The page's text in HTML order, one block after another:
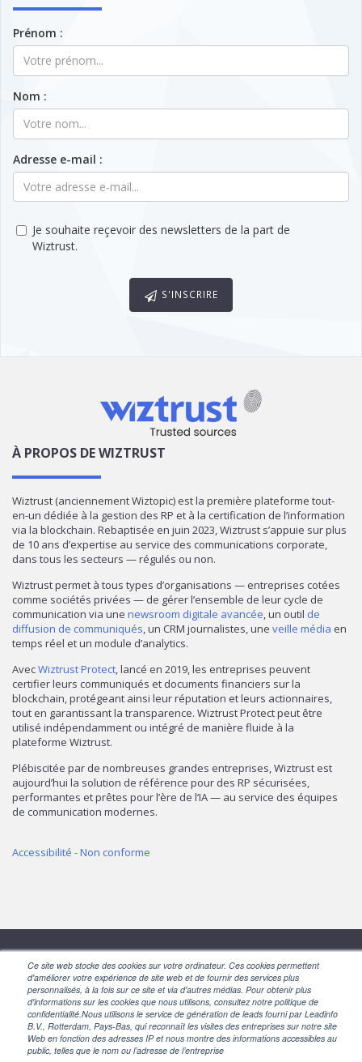
Ce site web stocke des cookies sur votre ordinateur. Ces cookies permettent
d'améliorer votre expérience de site web et de fournir des services plus
personnalisés, à la fois sur ce site et via d'autres médias. Pour obtenir plus
d'informations sur les cookies que nous utilisons, consultez notre politique de
confidentialité.Nous utilisons le service de génération de leads fourni par Leadinfo
B.V., Rotterdam, Pays-Bas, qui reconnaît les visites des entreprises sur notre site
Web en fonction des adresses IP et nous montre des informations accessibles au
public, telles que le nom ou l’adresse de l’entreprise
Prénom :
Nom :
Adresse e-mail :
Je souhaite reçevoir des newsletters de la part de
Wiztrust.
S'INSCRIRE
À PROPOS DE WIZTRUST
Wiztrust (anciennement Wiztopic) est la première plateforme tout-
en-un dédiée à la gestion des RP et à la certification de l’information
via la blockchain. Rebaptisée en juin 2023, Wiztrust s’appuie sur plus
de 10 ans d’expertise au service des communications corporate,
dans tous les secteurs — régulés ou non.
Wiztrust permet à tous types d’organisations — entreprises cotées
comme sociétés privées — de gérer l’ensemble de leur cycle de
communication via une newsroom digitale avancée, un outil de
diffusion de communiqués, un CRM journalistes, une veille média en
temps réel et un module d’analytics.
AvecWiztrust Protect, lancé en 2019, les entreprises peuvent
certifier leurs communiqués et documents financiers sur la
blockchain, protégeant ainsi leur réputation et leurs actionnaires,
tout en garantissant la transparence. Wiztrust Protect peut être
utilisé indépendamment ou intégré de manière fluide à la
plateforme Wiztrust.
Plébiscitée par de nombreuses grandes entreprises, Wiztrust est
aujourd’hui la solution de référence pour des RP sécurisées,
performantes et prêtes pour l’ère de l’IA — au service des équipes
de communication modernes.
Accessibilité - Non conforme
SUIVEZ-NOUS